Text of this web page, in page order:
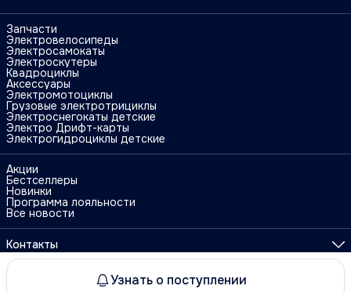
Узнать о поступлении
Запчасти
Электровелосипеды
Электросамокаты
Электроскутеры
Квадроциклы
Аксессуары
Электромотоциклы
Грузовые электротрициклы
Электроснегокаты детские
Электро Дрифт-карты
Электрогидроциклы детские
Акции
Бестселлеры
Новинки
Программа лояльности
Все новости
Контакты
Адрес
г. Москва, ул. Поликарпова, 27
ОплатаДоставкаПравила возврата